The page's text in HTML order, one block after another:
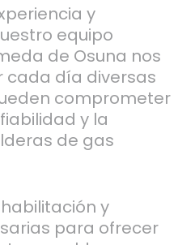
y
equipo
de Osuna nos
día diversas
comprometer
y la
de gas
y
para ofrecer